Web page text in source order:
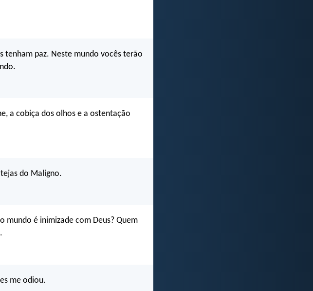
tenham paz. Neste mundo vocês terão
a cobiça dos olhos e a ostentação
do Maligno.
mundo é inimizade com Deus? Quem
me odiou.